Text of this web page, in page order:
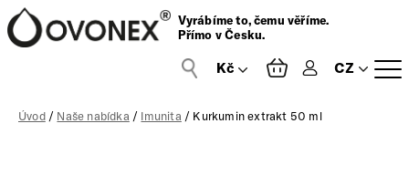
Vyrábíme to, čemu věříme.
Přímo v Česku.
CZ
Úvod/ Naše nabídka / Imunita / Kurkumin extrakt 50 ml